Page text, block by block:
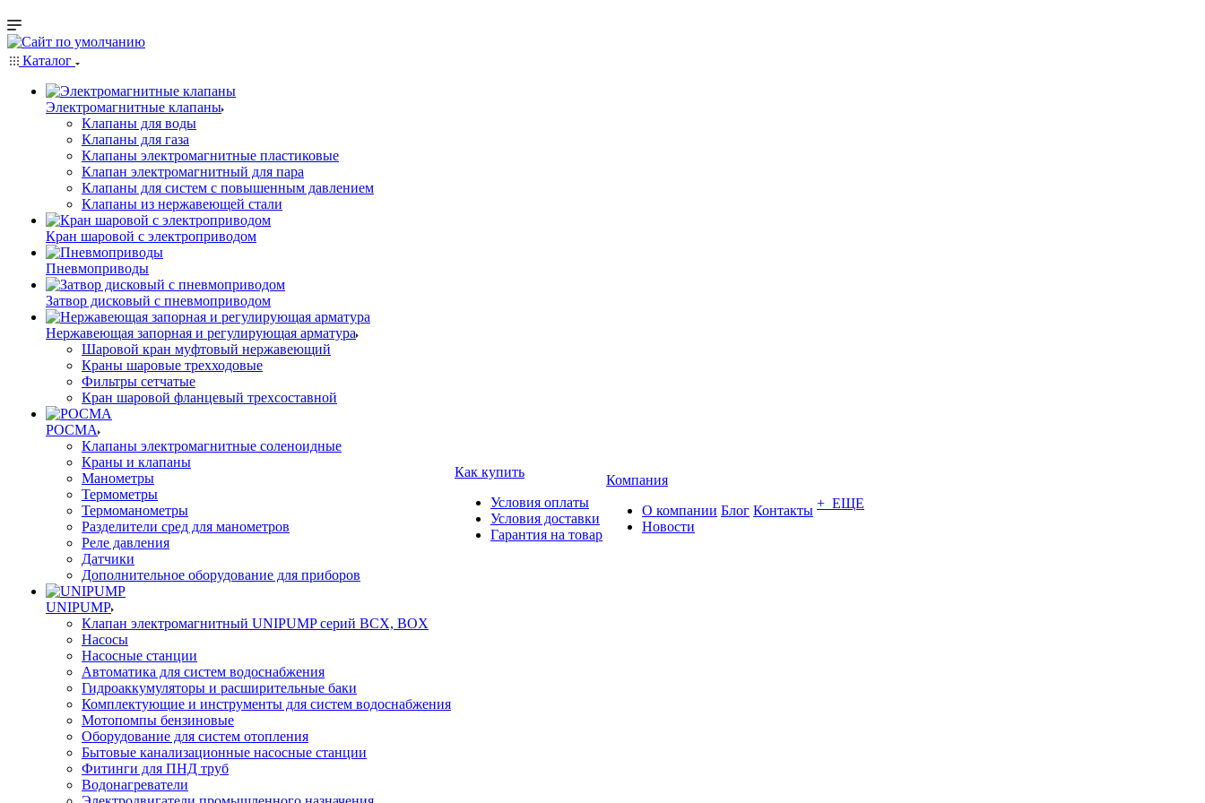
Каталог
Электромагнитные клапаны
Клапаны для воды
Клапаны для газа
Клапаны электромагнитные пластиковые
Клапан электромагнитный для пара
Клапаны для систем с повышенным давлением
Клапаны из нержавеющей стали
Кран шаровой с электроприводом
Пневмоприводы
Затвор дисковый с пневмоприводом
Нержавеющая запорная и регулирующая арматура
Шаровой кран муфтовый нержавеющий
Краны шаровые трехходовые
Фильтры сетчатые
Кран шаровой фланцевый трехсоставной
РОСМА
Клапаны электромагнитные соленоидные
Краны и клапаны
Манометры
Термометры
Термоманометры
Разделители сред для манометров
Реле давления
Датчики
Дополнительное оборудование для приборов
UNIPUMP
Клапан электромагнитный UNIPUMP серий BCX, BOX
Насосы
Насосные станции
Автоматика для систем водоснабжения
Гидроаккумуляторы и расширительные баки
Комплектующие и инструменты для систем водоснабжения
Мотопомпы бензиновые
Оборудование для систем отопления
Бытовые канализационные насосные станции
Фитинги для ПНД труб
Водонагреватели
Как купить
Условия оплаты
Условия доставки
Гарантия на товар
Компания
О компании
Новости
Блог Контакты + ЕЩЕ